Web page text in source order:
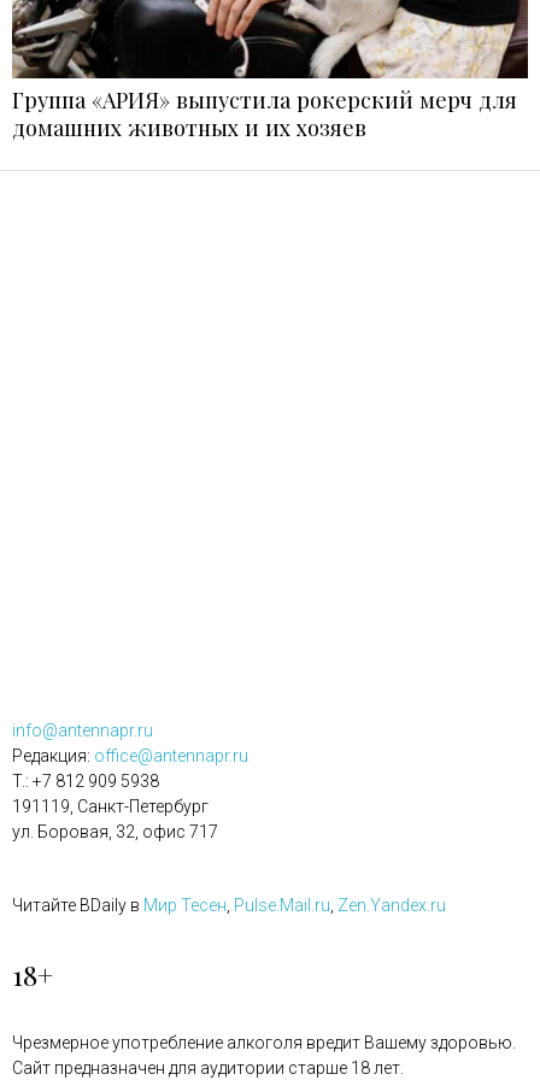
Группа «АРИЯ» выпустила рокерский мерч для
домашних животных и их хозяев
info@antennapr.ru
Редакция: office@antennapr.ru
T.: +7 812 909 5938
191119, Санкт-Петербург
ул. Боровая, 32, офис 717
Читайте BDaily в Мир Тесен, Pulse.Mail.ru, Zen.Yandex.ru
18+
Чрезмерное употребление алкоголя вредит Вашему здоровью.
Сайт предназначен для аудитории старше 18 лет.